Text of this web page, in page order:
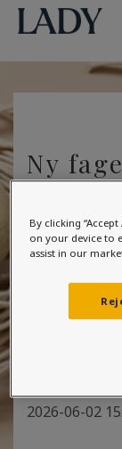
Ny
- Stue
Jeg skal
Flanell
(Jotun). Kan
eller har
2026-06-02
By clicking
on your device to
assist in our